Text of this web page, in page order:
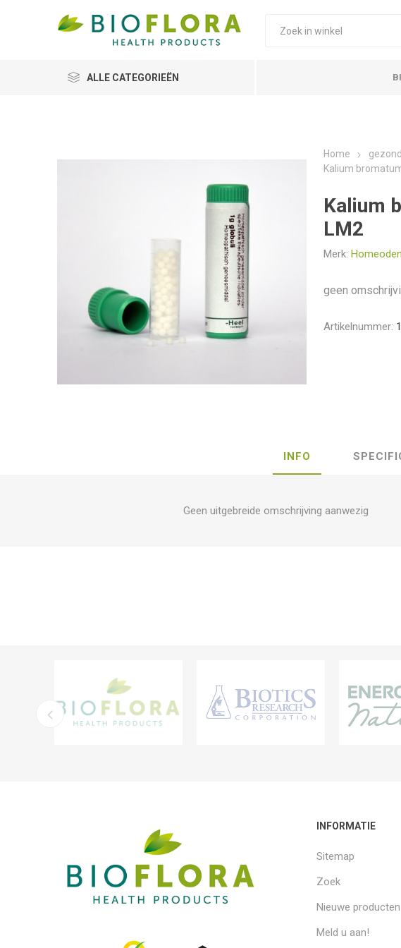
ALLE CATEGORIEËN
Home gezond
Kalium
Kalium
LM2
Merk:
geen
Artikelnummer:
INFO
Geen uitgebreide omschrijving aanwezig
INFORMATIE
Sitemap
Zoek
Nieuwe producten
Meld u aan!